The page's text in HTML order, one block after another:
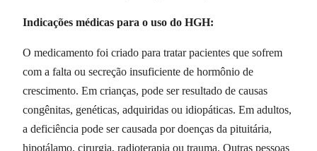
Indicações médicas para o uso do HGH:
O medicamento foi criado para tratar pacientes que sofrem
com a falta ou secreção insuficiente de hormônio de
crescimento. Em crianças, pode ser resultado de causas
congênitas, genéticas, adquiridas ou idiopáticas. Em adultos,
a deficiência pode ser causada por doenças da pituitária,
hipotálamo, cirurgia, radioterapia ou trauma. Outras pessoas